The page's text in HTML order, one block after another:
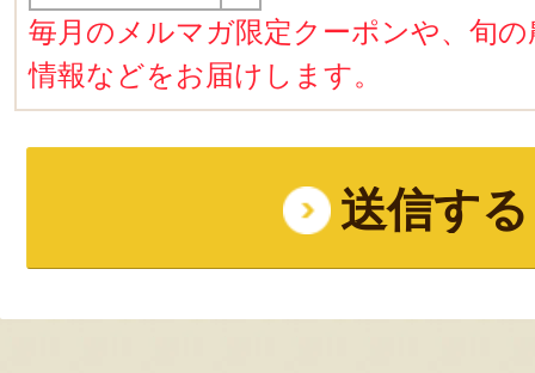
毎月のメルマガ限定クーポンや、旬
情報などをお届けします。